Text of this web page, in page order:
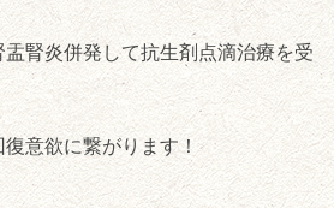
腎炎併発して抗生剤点滴治療を受
意欲に繋がります！